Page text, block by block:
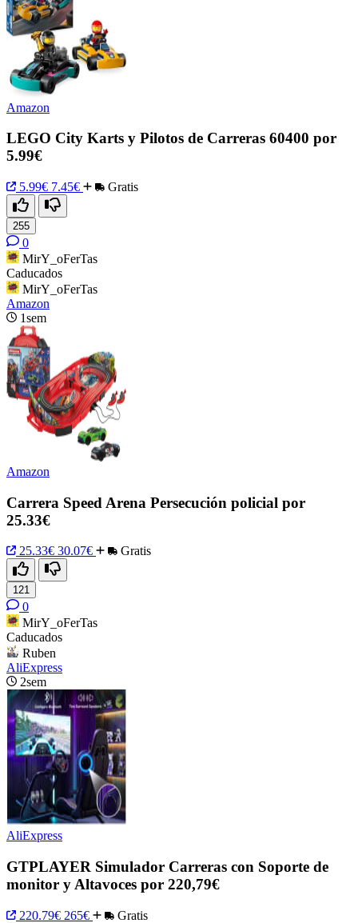
Amazon
LEGO City Karts y Pilotos de Carreras 60400 por
5.99€
5.99€ 7.45€ Gratis
255
0
MirY_oFerTas
Caducados
MirY_oFerTas
Amazon
1sem
Amazon
Carrera Speed Arena Persecución policial por
25.33€
25.33€ 30.07€ Gratis
121
0
MirY_oFerTas
Caducados
Ruben
AliExpress
2sem
AliExpress
GTPLAYER Simulador Carreras con Soporte de
monitor y Altavoces por 220,79€
220.79€ 265€ Gratis